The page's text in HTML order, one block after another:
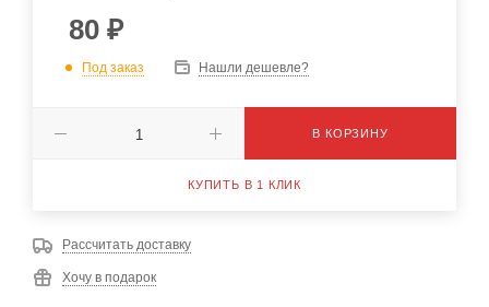
80 ₽
Под заказ Нашли дешевле?
В КОРЗИНУ
КУПИТЬ В 1 КЛИК
Рассчитать доставку
Хочу в подарок